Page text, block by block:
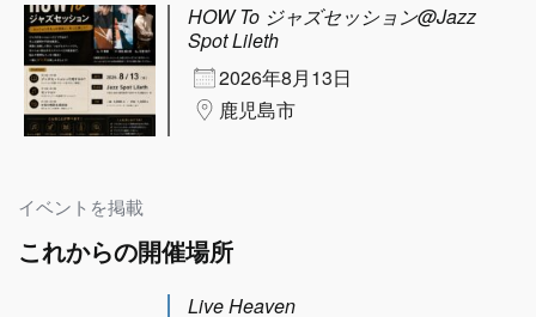
HOW To ジャズセッション@Jazz
Spot Lileth
2026年8月13日
鹿児島市
イベントを掲載
これからの開催場所
Live Heaven